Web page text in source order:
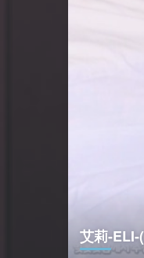
艾莉-ELI-